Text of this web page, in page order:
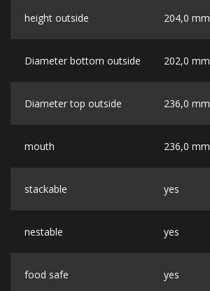
height outside 204,0 mm
Diameter bottom outside 202,0 mm
Diameter top outside 236,0 mm
mouth 236,0 mm
stackable yes
nestable yes
food safe yes